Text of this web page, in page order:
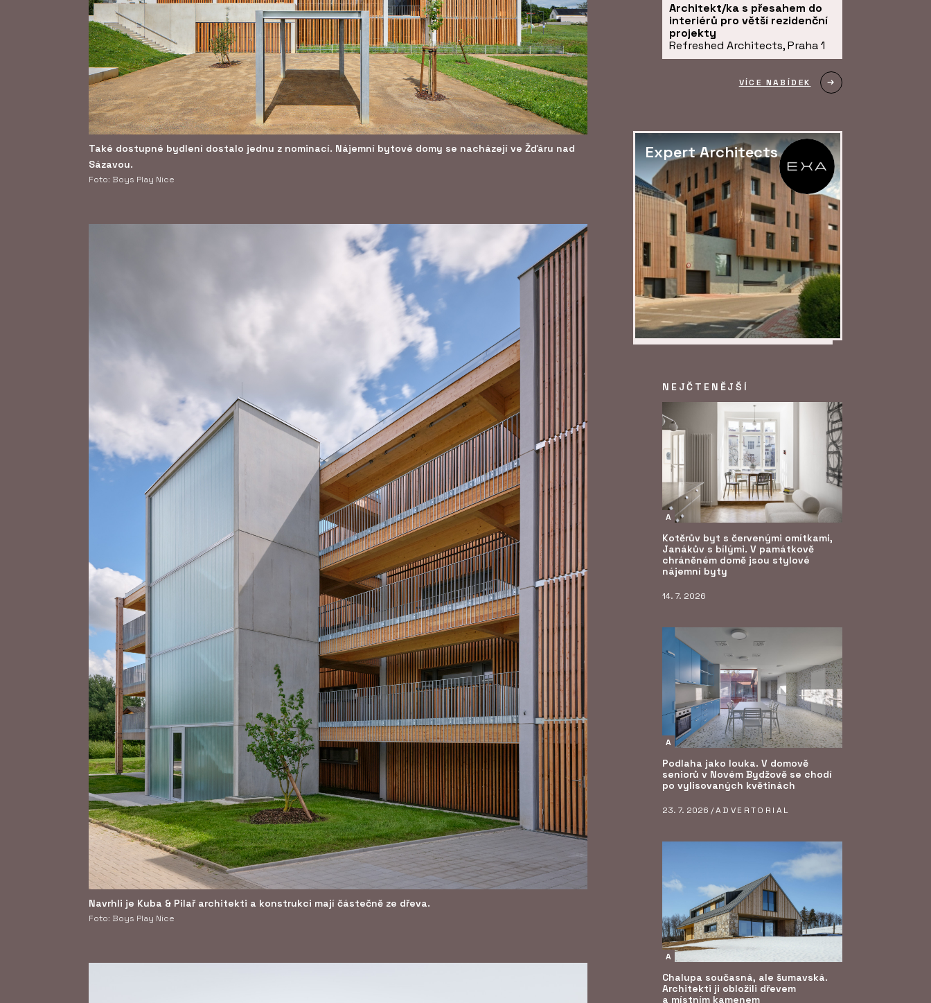
Také dostupné bydlení dostalo jednu z nominací. Nájemní bytové domy se nacházejí ve Žďáru nad
Sázavou.
Foto: Boys Play Nice
Navrhli je Kuba & Pilař architekti a konstrukci mají částečně ze dřeva.
Foto: Boys Play Nice
Architekt/ka s přesahem do
interiérů pro větší rezidenční
projekty
Refreshed Architects, Praha 1
VÍCE NABÍDEK
Expert Architects
NEJČTENĚJŠÍ
A
Kotěrův byt s červenými omítkami,
Janákův s bílými. V památkově
chráněném domě jsou stylové
nájemní byty
14. 7. 2026
A
Podlaha jako louka. V domově
seniorů v Novém Bydžově se chodí
po vylisovaných květinách
23. 7. 2026 /ADVERTORIAL
A
Chalupa současná, ale šumavská.
Architekti ji obložili dřevem
a místním kamenem